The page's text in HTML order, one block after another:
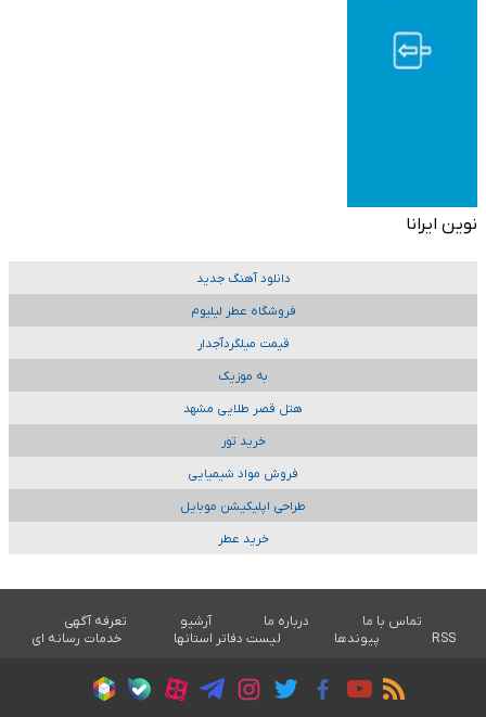
نوین ایرانا
دانلود آهنگ جدید
فروشگاه عطر لیلیوم
قیمت میلگردآجدار
به موزیک
هتل قصر طلایی مشهد
خرید تور
فروش مواد شیمیایی
طراحی اپلیکیشن موبایل
خرید عطر
تماس با ما درباره ما آرشیو
تعرفه آگهی
RSS
پیوندها لیست دفاتر استانها خدمات رسانه ای